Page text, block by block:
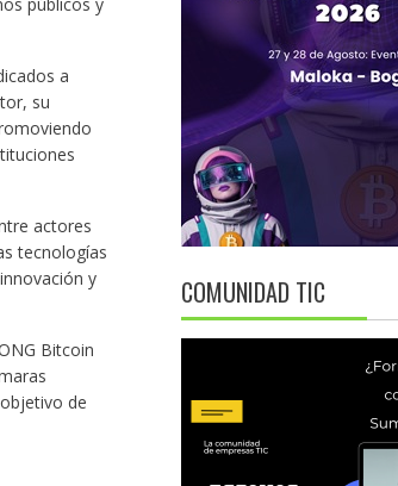
a
su
actores
tecnologías
y
Bitcoin
de
COMUNIDAD TIC